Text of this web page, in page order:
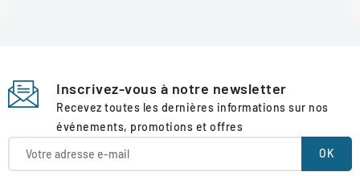
Inscrivez-vous à notre newsletter
Recevez toutes les dernières informations sur nos
événements, promotions et offres